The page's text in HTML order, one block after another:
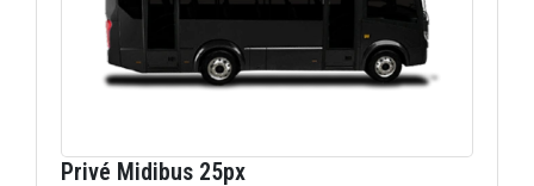
Privé Midibus 25px